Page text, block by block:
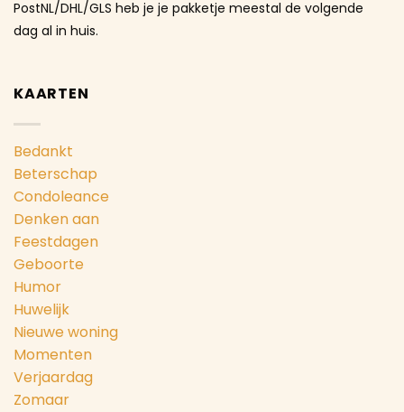
PostNL/DHL/GLS heb je je pakketje meestal de volgende
dag al in huis.
KAARTEN
Bedankt
Beterschap
Condoleance
Denken aan
Feestdagen
Geboorte
Humor
Huwelijk
Nieuwe woning
Momenten
Verjaardag
Zomaar